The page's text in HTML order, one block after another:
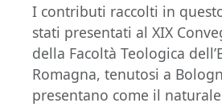
I contributi raccolti in
stati presentati al XIX
della Facoltà Teologica
Romagna, tenutosi a
presentano come il